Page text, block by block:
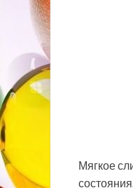
Мягкое